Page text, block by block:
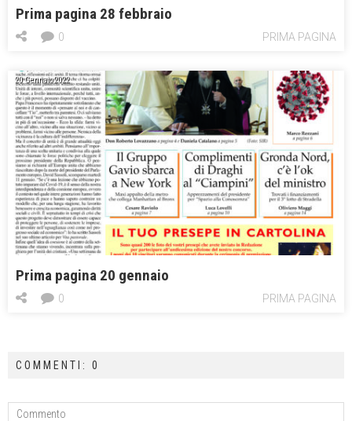
Prima pagina 28 febbraio
PRIMA PAGINA
0
20 Gennaio 2022
Prima pagina 20 gennaio
PRIMA PAGINA
0
COMMENTI: 0